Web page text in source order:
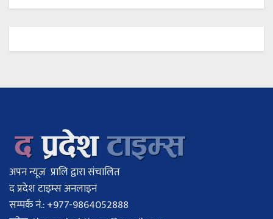
अपन न्यूज प्रालि द्वारा संचालित
द प्रदेश टाइम्स अनलाइन
सम्पर्क नं.: +977-9864052888